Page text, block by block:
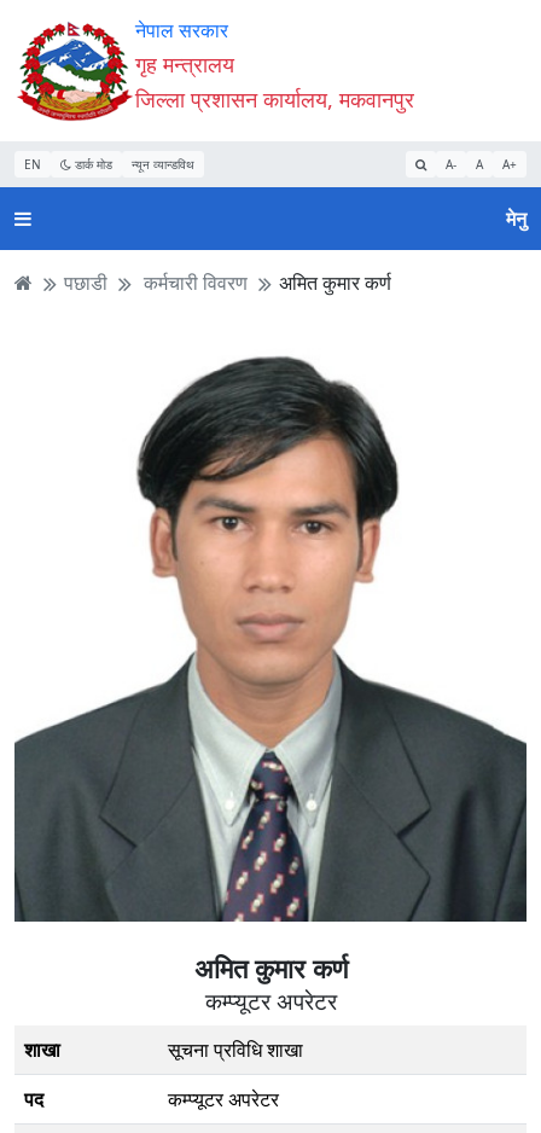
Accessibility
Mode
सुरु
गर्नुहोस्
सामाग्री
पढ्नुहाेस्
नेभिगेसन
पढ्नुहाेस्
वेबसाइट
खोजमा
जानुहोस्
नेपाल सरकार
गृह मन्त्रालय
जिल्ला प्रशासन कार्यालय, मकवानपुर
EN डार्क मोड न्यून व्यान्डविथ A- A A+
मेनु
पछाडी कर्मचारी विवरण अमित कुमार कर्ण
अमित कुमार कर्ण
कम्प्यूटर अपरेटर
शाखा
सूचना प्रविधि शाखा
पद
कम्प्यूटर अपरेटर